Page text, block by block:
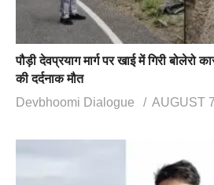
पौड़ी देवप्रयाग मार्ग पर खाई में गिरी बोलेरो
की दर्दनाक मौत
Devbhoomi Dialogue
AUGUST